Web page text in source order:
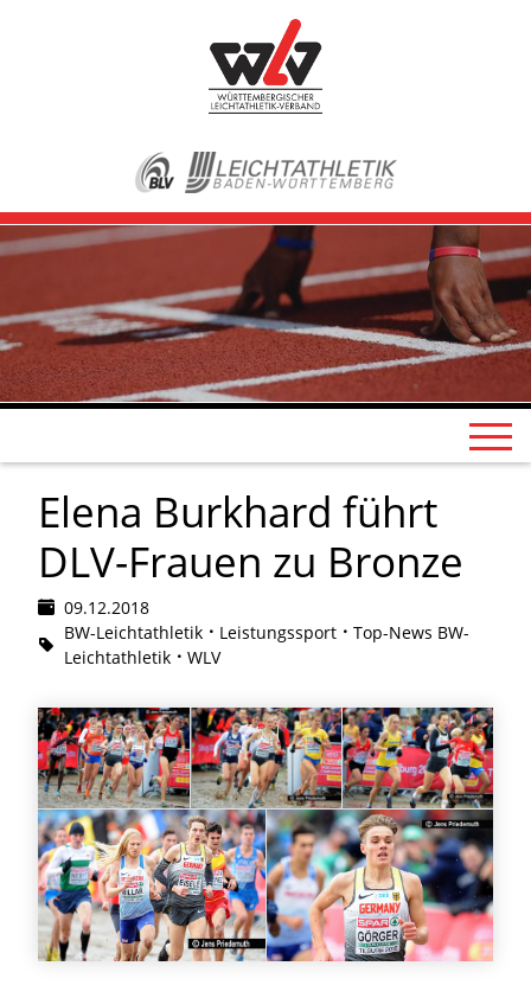
Elena Burkhard führt
DLV-Frauen zu Bronze
09.12.2018
BW-Leichtathletik
Leistungssport
Top-News BW-
Leichtathletik
WLV